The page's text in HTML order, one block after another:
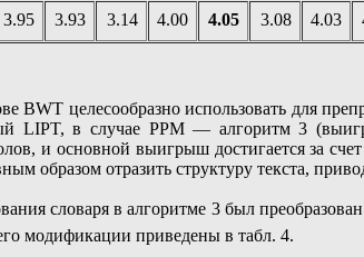
3.95 3.93 3.14 4.00 4.05 3.08 4.03
BWT целесообразно использовать для
LIPT, в случае PPM — алгоритм 3
и основной выигрыш достигается за
образом отразить структуру текста,
словаря в алгоритме 3 был
модификации приведены в табл. 4.